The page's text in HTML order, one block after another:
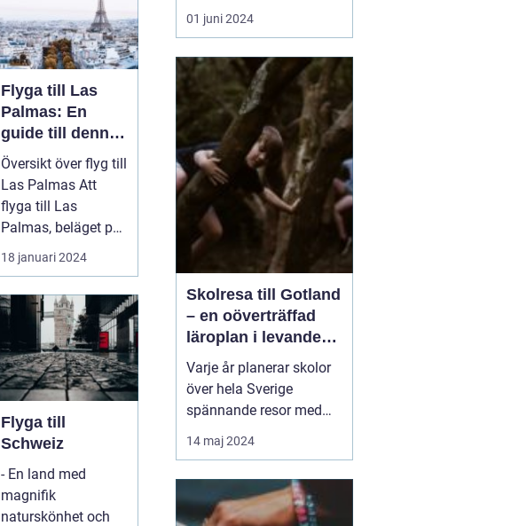
Flyga till Las
Palmas: En
guide till denna
populära
destination
Översikt över flyg till
Las Palmas Att
flyga till Las
Palmas, beläget på
Gran Canaria i
Spanien, er...
18 januari 2024
Flyga till
Schweiz
- En land med
magnifik
naturskönhet och
medelhavsö erbjuder ett
fantastiskt klimat,
och en rik kultur. För att
navigera den lokala
fastighetsmarknaden p...
01 juni 2024
Skolresa till Gotland
– en oöverträffad
läroplan i levande
historia
Varje år planerar skolor
över hela Sverige
spännande resor med
pedagogiska inslag, där
målet är att berika
utanför klassrummets
fyra väggar. Gotland står
14 maj 2024